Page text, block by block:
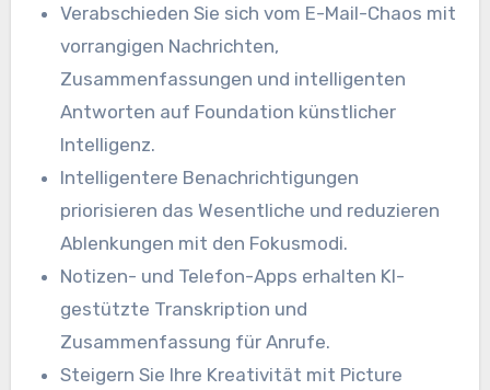
Verabschieden Sie sich vom E-Mail-Chaos mit
vorrangigen Nachrichten,
Zusammenfassungen und intelligenten
Antworten auf Foundation künstlicher
Intelligenz.
Intelligentere Benachrichtigungen
priorisieren das Wesentliche und reduzieren
Ablenkungen mit den Fokusmodi.
Notizen- und Telefon-Apps erhalten KI-
gestützte Transkription und
Zusammenfassung für Anrufe.
Steigern Sie Ihre Kreativität mit Picture